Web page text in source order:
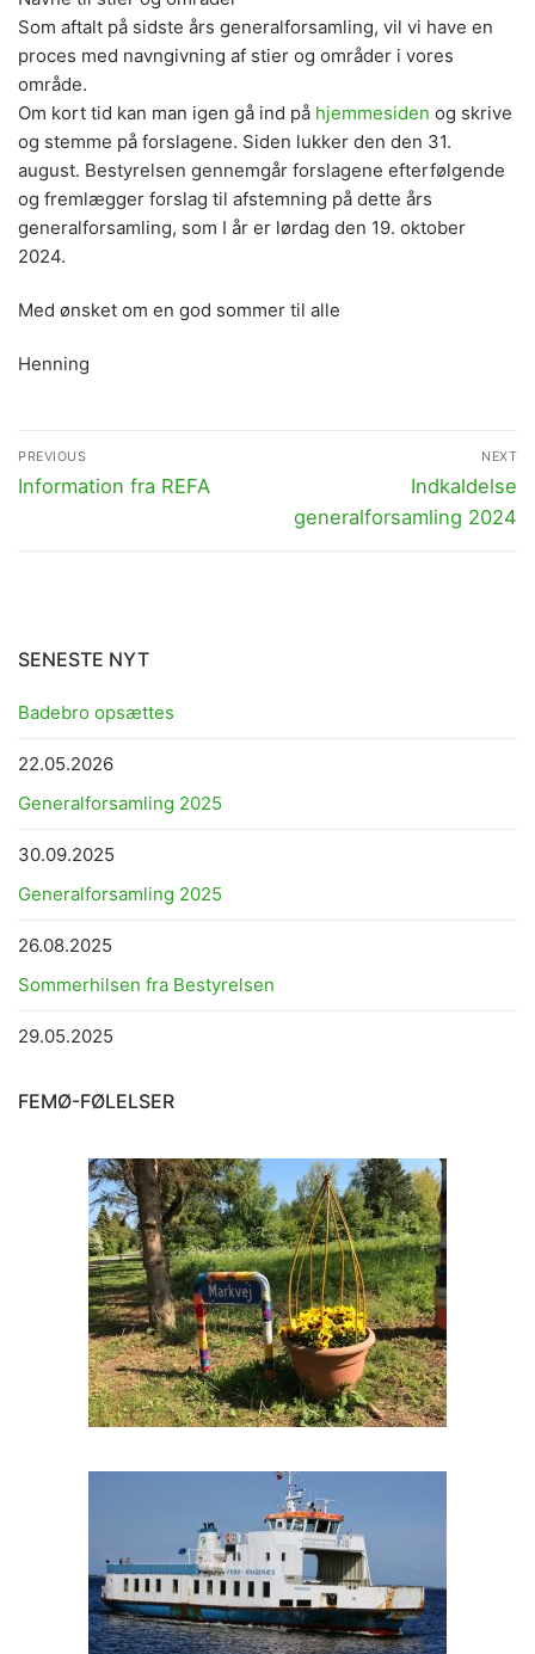
Som aftalt på sidste års generalforsamling, vil vi have en
proces med navngivning af stier og områder i vores
område.
Om kort tid kan man igen gå ind på hjemmesiden og skrive
og stemme på forslagene. Siden lukker den den 31.
august. Bestyrelsen gennemgår forslagene efterfølgende
og fremlægger forslag til afstemning på dette års
generalforsamling, som I år er lørdag den 19. oktober
2024.
Med ønsket om en god sommer til alle
Henning
Indlægsnavigation
PREVIOUS
Previous
Information fra REFA
NEXT
Next
post:
Indkaldelse
generalforsamling 2024
SENESTE NYT
Badebro opsættes
22.05.2026
Generalforsamling 2025
30.09.2025
Generalforsamling 2025
26.08.2025
Sommerhilsen fra Bestyrelsen
29.05.2025
FEMØ-FØLELSER